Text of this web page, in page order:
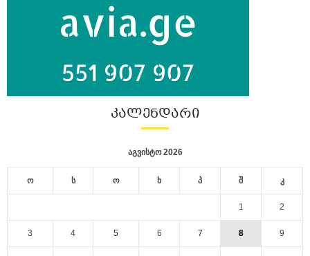
ᲙᲐᲚᲔᲜᲓᲐᲠᲘ
აგვისტო 2026
ო ს ო ხ პ შ კ
1 2
3 4 5 6 7 8 9